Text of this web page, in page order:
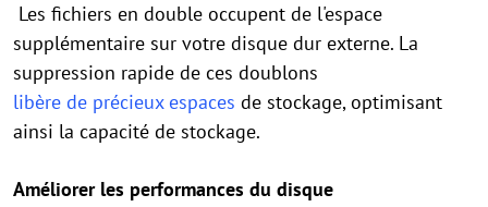
Les fichiers en double occupent de l'espace
supplémentaire sur votre disque dur externe. La
suppression rapide de ces doublons
libère de précieux espaces de stockage, optimisant
ainsi la capacité de stockage.
Améliorer les performances du disque